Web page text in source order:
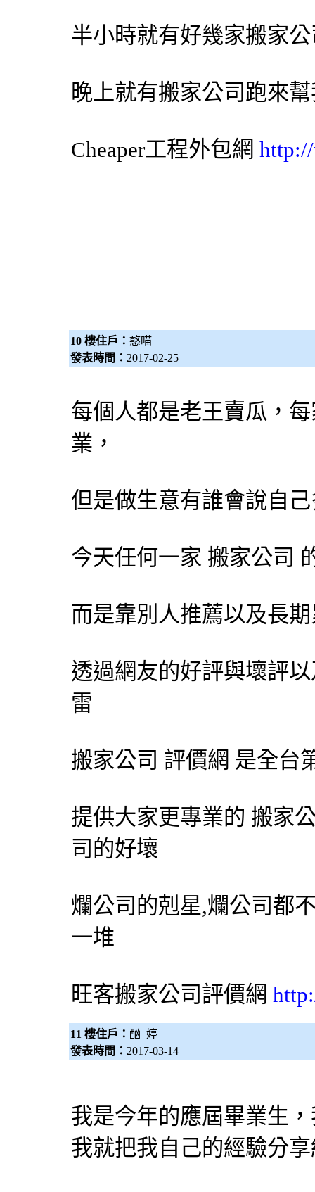
半小時就有好幾家搬家
晚上就有搬家公司跑來
Cheaper工程外包網
10 樓住戶： 憨喵
發表時間： 2017-02-25
每個人都是老王賣瓜，
業，
但是做生意有誰會說自
今天任何一家 搬家公司
而是靠別人推薦以及長
透過網友的好評與壞評
雷
搬家公司 評價網 是全台
提供大家更專業的 搬家
司的好壞
爛公司的剋星,爛公司都
一堆
旺客搬家公司評價網
11 樓住戶： 酗_婷
發表時間： 2017-03-14
我是今年的應屆畢業生
我就把我自己的經驗分